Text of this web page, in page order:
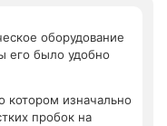
оборудование
его было удобно
котором изначально
пробок на